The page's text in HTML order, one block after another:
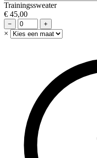
Trainingssweater
€ 45,00
− +
×